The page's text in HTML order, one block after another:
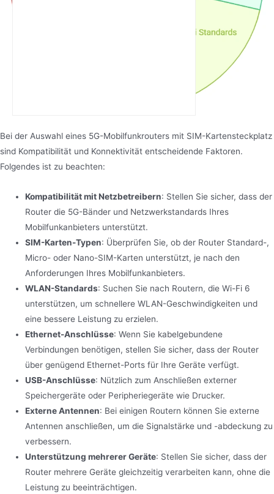
Bei der Auswahl eines 5G-Mobilfunkrouters mit SIM-Kartensteckplatz
sind Kompatibilität und Konnektivität entscheidende Faktoren.
Folgendes ist zu beachten:
Kompatibilität mit Netzbetreibern: Stellen Sie sicher, dass der
Router die 5G-Bänder und Netzwerkstandards Ihres
Mobilfunkanbieters unterstützt.
SIM-Karten-Typen: Überprüfen Sie, ob der Router Standard-,
Micro- oder Nano-SIM-Karten unterstützt, je nach den
Anforderungen Ihres Mobilfunkanbieters.
WLAN-Standards: Suchen Sie nach Routern, die Wi-Fi 6
unterstützen, um schnellere WLAN-Geschwindigkeiten und
eine bessere Leistung zu erzielen.
Ethernet-Anschlüsse: Wenn Sie kabelgebundene
Verbindungen benötigen, stellen Sie sicher, dass der Router
über genügend Ethernet-Ports für Ihre Geräte verfügt.
USB-Anschlüsse: Nützlich zum Anschließen externer
Speichergeräte oder Peripheriegeräte wie Drucker.
Externe Antennen: Bei einigen Routern können Sie externe
Antennen anschließen, um die Signalstärke und -abdeckung zu
verbessern.
Unterstützung mehrerer Geräte: Stellen Sie sicher, dass der
Router mehrere Geräte gleichzeitig verarbeiten kann, ohne die
Leistung zu beeinträchtigen.